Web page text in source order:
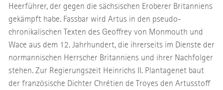
Heerführer, der gegen die sächsischen Eroberer Britanniens
gekämpft habe. Fassbar wird Artus in den pseudo-
chronikalischen Texten des Geoffrey von Monmouth und
Wace aus dem 12. Jahrhundert, die ihrerseits im Dienste der
normannischen Herrscher Britanniens und ihrer Nachfolger
stehen. Zur Regierungszeit Heinrichs II. Plantagenet baut
der französische Dichter Chrétien de Troyes den Artusstoff